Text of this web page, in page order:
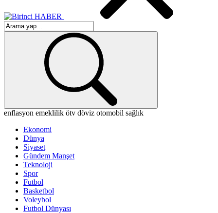
enflasyon emeklilik ötv döviz otomobil sağlık
Ekonomi
Dünya
Siyaset
Gündem Manşet
Teknoloji
Spor
Futbol
Basketbol
Voleybol
Futbol Dünyası